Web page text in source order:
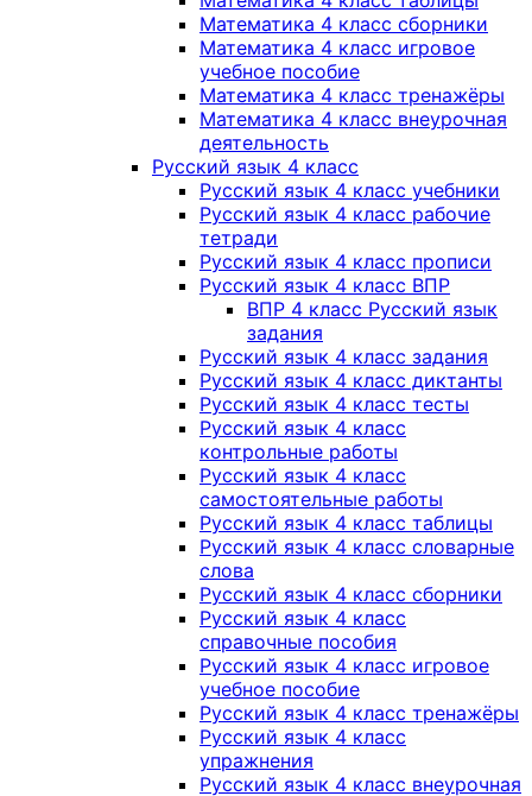
Математика 4 класс сборники
Математика 4 класс игровое
учебное пособие
Математика 4 класс тренажёры
Математика 4 класс внеурочная
деятельность
Русский язык 4 класс
Русский язык 4 класс учебники
Русский язык 4 класс рабочие
тетради
Русский язык 4 класс прописи
Русский язык 4 класс ВПР
ВПР 4 класс Русский язык
задания
Русский язык 4 класс задания
Русский язык 4 класс диктанты
Русский язык 4 класс тесты
Русский язык 4 класс
контрольные работы
Русский язык 4 класс
самостоятельные работы
Русский язык 4 класс таблицы
Русский язык 4 класс словарные
слова
Русский язык 4 класс сборники
Русский язык 4 класс
справочные пособия
Русский язык 4 класс игровое
учебное пособие
Русский язык 4 класс тренажёры
Русский язык 4 класс
упражнения
Русский язык 4 класс внеурочная